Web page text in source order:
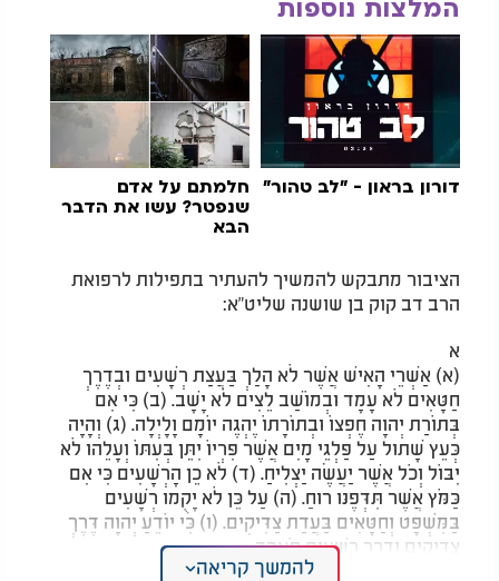
המלצות נוספות
דורון בראון - "לב טהור" חלמתם על אדם
שנפטר? עשו את הדבר
הבא
הציבור מתבקש להמשיך להעתיר בתפילות לרפואת
הרב דב קוק בן שושנה שליט"א:
א
(א) אַשְׁרֵי הָאִישׁ אֲשֶׁר לֹא הָלַךְ בַּעֲצַת רְשָׁעִים וּבְדֶרֶךְ
חַטָּאִים לֹא עָמָד וּבְמוֹשַׁב לֵצִים לֹא יָשָׁב. (ב) כִּי אִם
בְּתוֹרַת יְהוָה חֶפְצוֹ וּבְתוֹרָתוֹ יֶהְגֶּה יוֹמָם וָלָיְלָה. (ג) וְהָיָה
כְּעֵץ שָׁתוּל עַל פַּלְגֵי מָיִם אֲשֶׁר פִּרְיוֹ יִתֵּן בְּעִתּוֹ וְעָלֵהוּ לֹא
יִבּוֹל וְכֹל אֲשֶׁר יַעֲשֶׂה יַצְלִיחַ. (ד) לֹא כֵן הָרְשָׁעִים כִּי אִם
כַּמֹּץ אֲ‍שֶׁר תִּדְּפֶנּוּ רוּחַ. (ה) עַל כֵּן לֹא יָקֻמוּ רְשָׁעִים
בַּמִּשְׁפָּט וְחַטָּאִים בַּעֲדַת צַדִּיקִים. (ו) כִּי יוֹדֵעַ יְהוָה דֶּרֶךְ
צַדִּיקִים וְדֶרֶךְ רְשָׁעִים תֹּאבֵד.
להמשך קריאה